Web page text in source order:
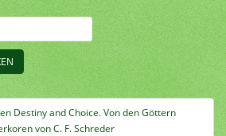
Destiny and Choice. Von den Göttern
von C. F. Schreder